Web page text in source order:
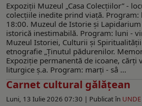
Expoziţii Muzeul „Casa Colecțiilor” -
colecțiile inedite prind viață.
18:00. Muzeul de Istorie şi
istorică inestimabilă. Program: luni -
Muzeul Istoriei, Culturii şi
etnografie „Ținutul pădurenilor.
Expoziţie permanentă de icoane, cărţi
liturgice ş.a. Program: marți - sâ ...
Carnet cultural gălăţean
Luni, 13 Iulie 2026 07:30 | Publicat în